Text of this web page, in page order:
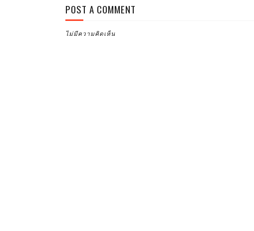
POST A COMMENT
ไม่มีความคิดเห็น